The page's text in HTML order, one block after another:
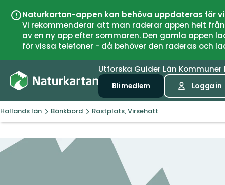
Naturkartan-appen kan behöva uppdateras för
Vi rekommenderar att man raderar appen helt
av en ny app efter sommaren. Den gamla
för vissa telefoner - då behöver den raderas och
Utforska Guider Län Kommuner
Bli medlem Logga in
Hallands län Bänkbord Rastplats, Virsehatt